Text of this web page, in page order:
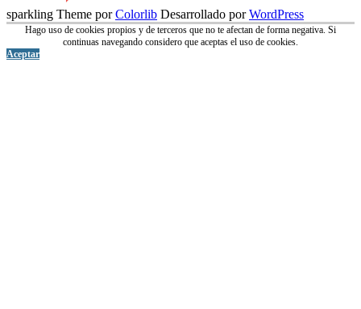
sparkling Theme porColorlib Desarrollado porWordPress
Hago uso de cookies propios y de terceros que no te afectan de forma negativa. Si
continuas navegando considero que aceptas el uso de cookies.
Aceptar